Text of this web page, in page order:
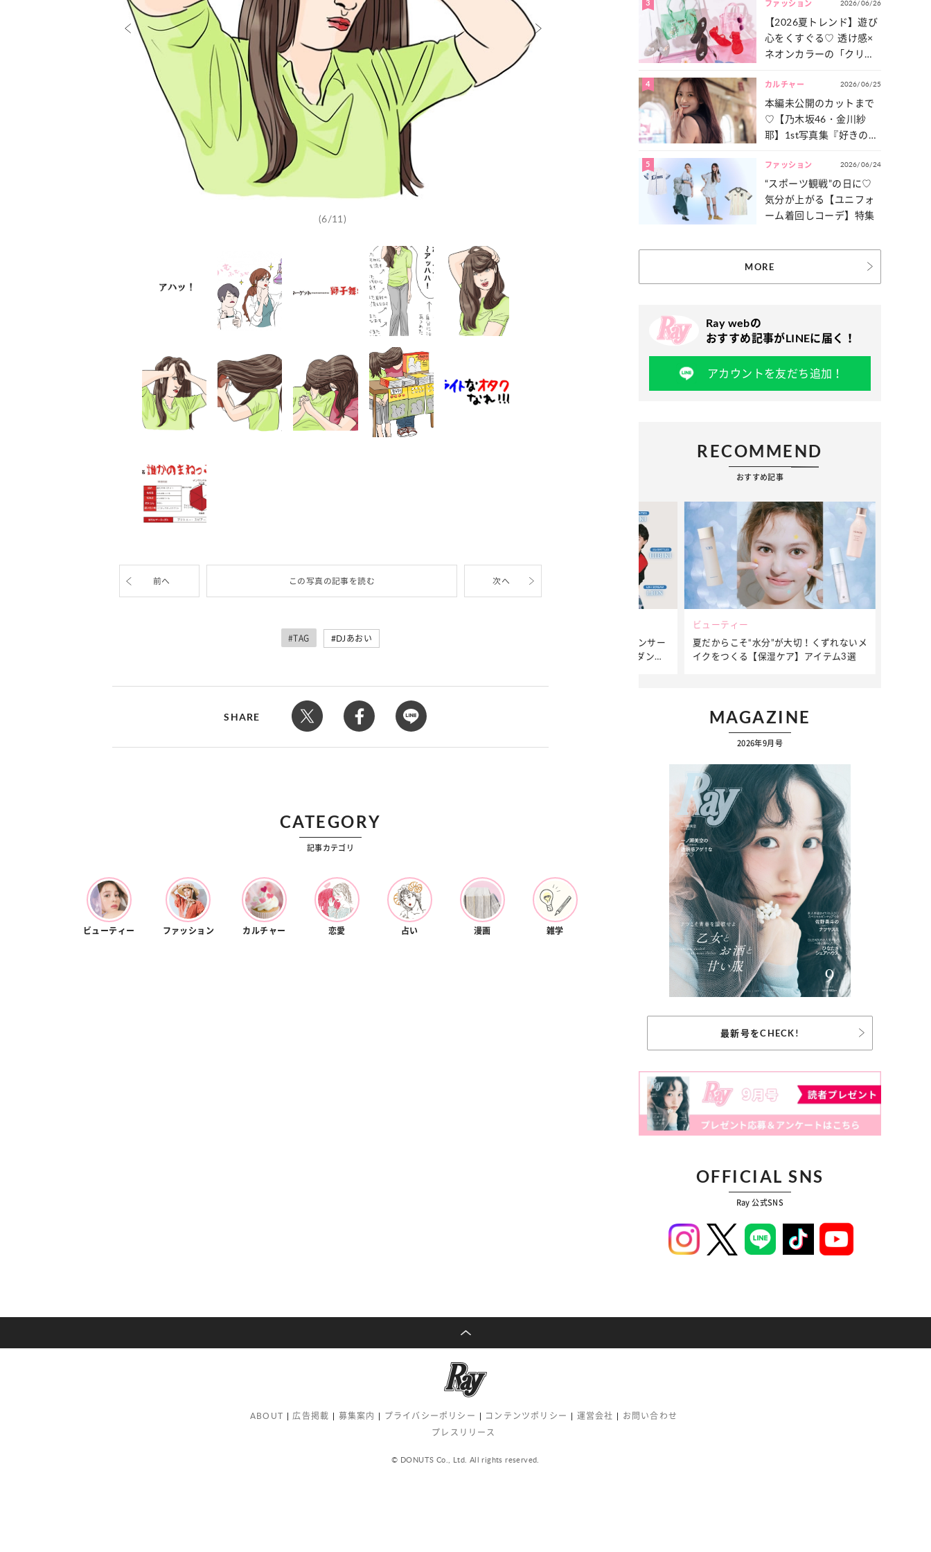
(6/11)
前へ この写真の記事を読む 次へ
#TAG DJあおい
SHARE
一気見せ！
3 ファッション 2026/06/26
【2026夏トレンド】遊び
心をくすぐる♡ 透け感×
ネオンカラーの「クリア
4 カルチャー 2026/06/25
本編未公開のカットまで
♡【乃木坂46・金川紗
耶】1st写真集『好きのグ
たっぷりとお届け！
5 ファッション 2026/06/24
“スポーツ観戦”の日に♡
気分が上がる【ユニフォ
ーム着回しコーデ】特集
MORE
Ray webの
おすすめ記事がLINEに届く！
アカウントを友だち追加！
RECOMMEND
おすすめ記事
【12星座別】今月の恋愛運♡ 7月23日～
【Dリーグ】Ray世代注目のプロダンサー
集団♡ 各チームを彩る「イケメンダンサ
ビューティー
夏だからこそ“水分”が大切！くずれないメ
イクをつくる【保湿ケア】アイテム3選
MAGAZINE
2026年9月号
最新号をCHECK!
OFFICIAL SNS
Ray 公式SNS
CATEGORY
記事カテゴリ
ビューティー ファッション カルチャー 恋愛 占い 漫画 雑学
ABOUT 広告掲載 募集案内 プライバシーポリシー コンテンツポリシー 運営会社
お問い合わせ
プレスリリース
© DONUTS Co., Ltd. All rights reserved.